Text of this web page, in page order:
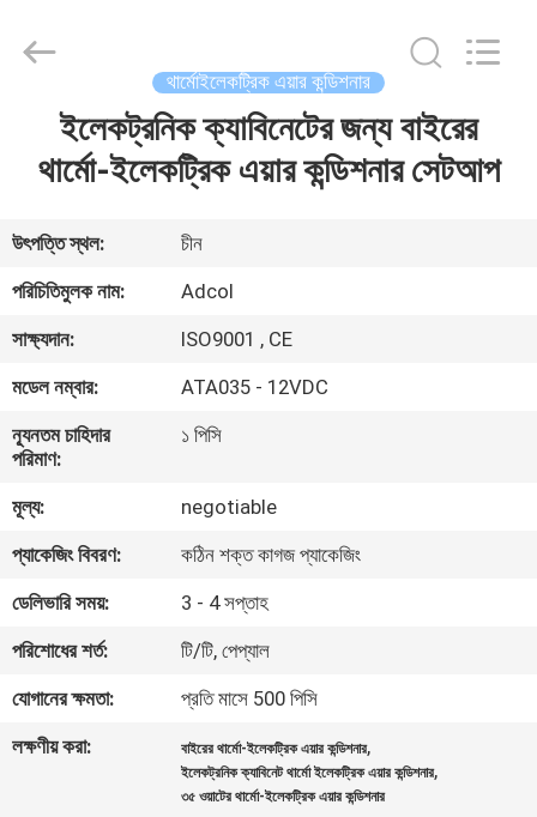
ভিডিও
আমাদের
সম্পর্কে
ভ্রমণ
মান
নিয়ন্ত্রণ
যোগাযোগ
করুন
থার্মোইলেকট্রিক এয়ার কন্ডিশনার
ইলেকট্রনিক ক্যাবিনেটের জন্য বাইরের
থার্মো-ইলেকট্রিক এয়ার কন্ডিশনার সেটআপ
উৎপত্তি স্থল:
চীন
পরিচিতিমুলক নাম:
Adcol
সাক্ষ্যদান:
ISO9001 , CE
মডেল নম্বার:
ATA035 - 12VDC
ন্যূনতম চাহিদার
পরিমাণ:
১ পিসি
মূল্য:
negotiable
প্যাকেজিং বিবরণ:
কঠিন শক্ত কাগজ প্যাকেজিং
ডেলিভারি সময়:
3 - 4 সপ্তাহ
পরিশোধের শর্ত:
টি/টি, পেপ্যাল
যোগানের ক্ষমতা:
প্রতি মাসে 500 পিসি
লক্ষণীয় করা:
বাইরের থার্মো-ইলেকট্রিক এয়ার কন্ডিশনার,
ইলেকট্রনিক ক্যাবিনেট থার্মো ইলেকট্রিক এয়ার কন্ডিশনার,
৩৫ ওয়াটের থার্মো-ইলেকট্রিক এয়ার কন্ডিশনার